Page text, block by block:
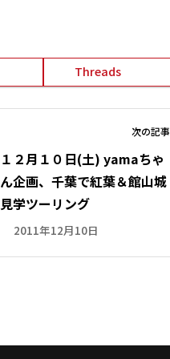
Threads
次の記事
１２月１０日(土) yamaちゃ
ん企画、千葉で紅葉＆館山城
見学ツーリング
2011年12月10日